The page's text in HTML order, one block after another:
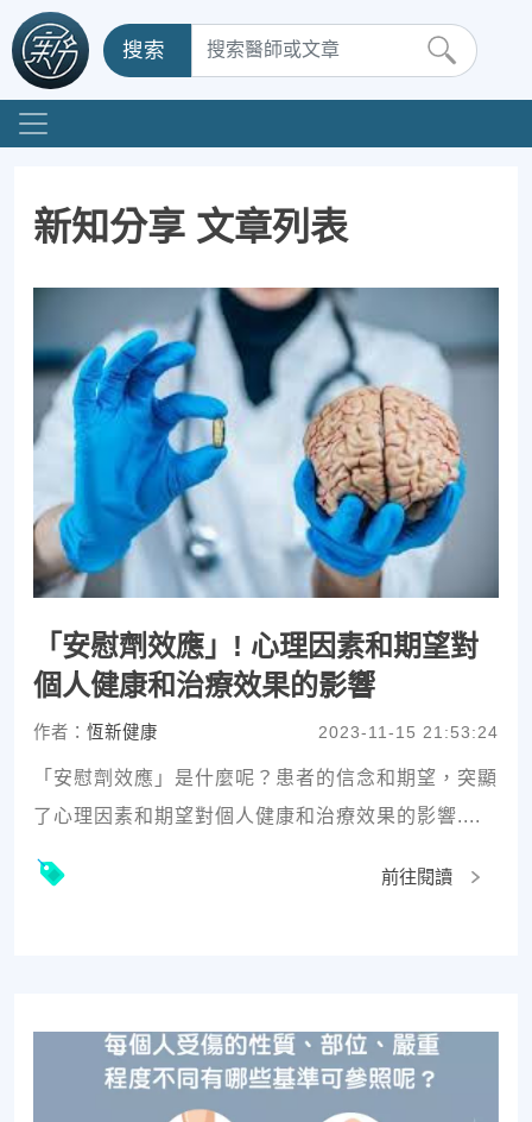
搜索
新知分享 文章列表
「安慰劑效應」! 心理因素和期望對
個人健康和治療效果的影響
作者： 恆新健康 2023-11-15 21:53:24
「安慰劑效應」是什麼呢？患者的信念和期望，突顯
了心理因素和期望對個人健康和治療效果的影響....
前往閱讀